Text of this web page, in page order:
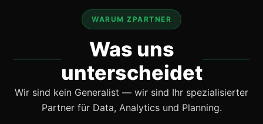
WARUM ZPARTNER
Was uns
unterscheidet
Wir sind kein Generalist — wir sind Ihr spezialisierter
Partner für Data, Analytics und Planning.